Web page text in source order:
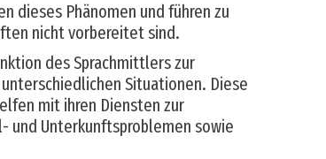
dieses Phänomen und führen zu
nicht vorbereitet sind.
des Sprachmittlers zur
Situationen. Diese
mit ihren Diensten zur
und Unterkunftsproblemen sowie